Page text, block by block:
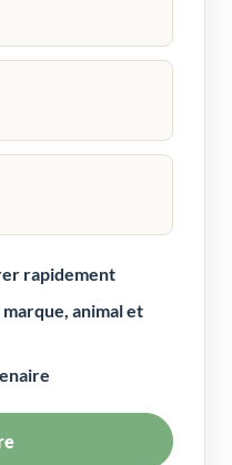
rapidement
animal et